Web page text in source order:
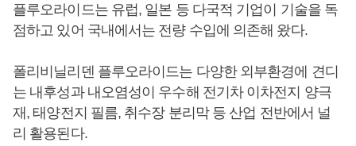
플루오라이드는 유럽, 일본 등 다국적 기업이 기술을 독
점하고 있어 국내에서는 전량 수입에 의존해 왔다.
폴리비닐리덴 플루오라이드는 다양한 외부환경에 견디
는 내후성과 내오염성이 우수해 전기차 이차전지 양극
재, 태양전지 필름, 취수장 분리막 등 산업 전반에서 널
리 활용된다.